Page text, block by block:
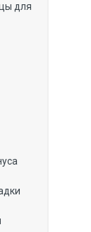
для